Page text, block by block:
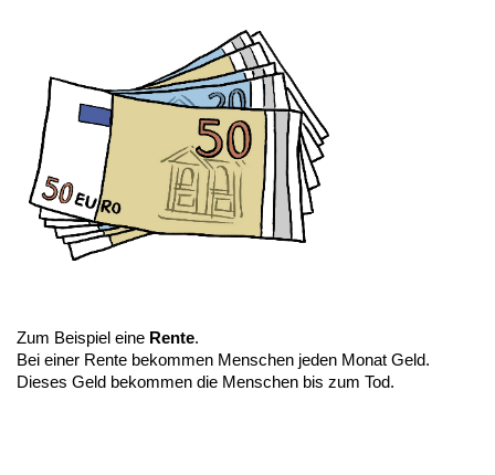
Zum Beispiel eine Rente.
Bei einer Rente bekommen Menschen jeden Monat Geld.
Dieses Geld bekommen die Menschen bis zum Tod.